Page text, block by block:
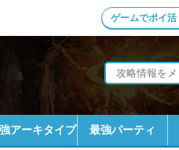
ゲームでポイ活
アーキタイプ 最強パーティ